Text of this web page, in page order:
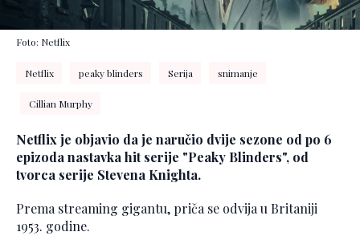
Foto: Netflix
Netflix peaky blinders Serija snimanje
Cillian Murphy
Netflix je objavio da je naručio dvije sezone od po 6
epizoda nastavka hit serije "Peaky Blinders", od
tvorca serije Stevena Knighta.
Prema streaming gigantu, priča se odvija u Britaniji
1953. godine.